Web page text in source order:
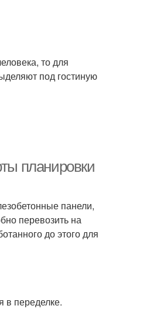
то для
под гостиную
планировки
панели,
перевозить на
до этого для
в переделке.